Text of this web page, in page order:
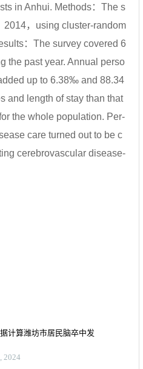
in Anhui. Methods：The s
2014，using cluster-random
：The survey covered 6
the past year. Annual perso
up to 6.38‰ and 88.34
and length of stay than that
the whole population. Per-
care turned out to be c
cerebrovascular disease-
计算潍坊市居民脑卒中发
2024